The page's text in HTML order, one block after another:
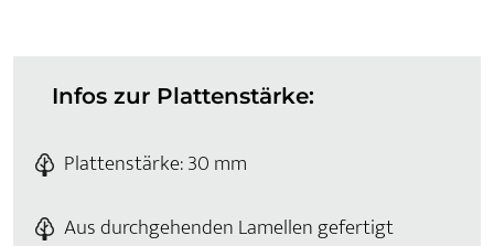
Infos zur Plattenstärke:
Plattenstärke: 30 mm
Aus durchgehenden Lamellen gefertigt